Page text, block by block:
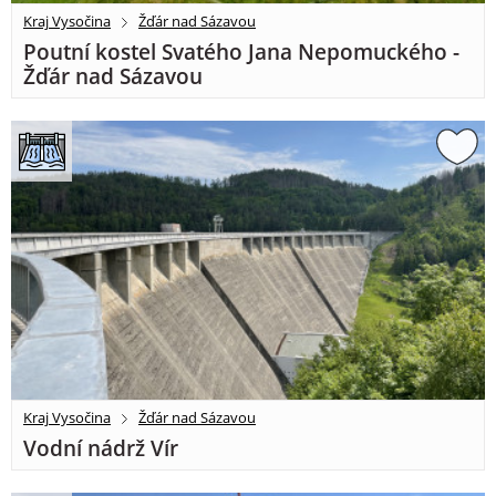
Kraj Vysočina Žďár nad Sázavou
Poutní kostel Svatého Jana Nepomuckého -
Žďár nad Sázavou
Kraj Vysočina Žďár nad Sázavou
Vodní nádrž Vír